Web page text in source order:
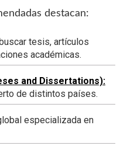
destacan:
tesis, artículos
académicas.
and Dissertations):
de distintos países.
especializada en